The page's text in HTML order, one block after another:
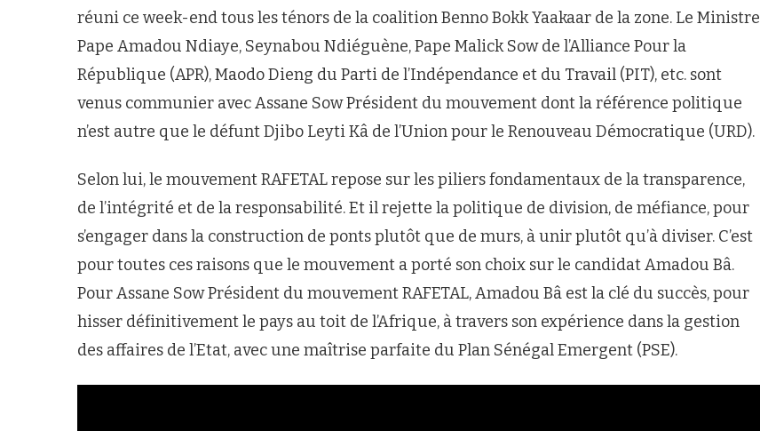
réuni ce week-end tous les ténors de la coalition Benno Bokk Yaakaar de la zone. Le Ministre
Pape Amadou Ndiaye, Seynabou Ndiéguène, Pape Malick Sow de l’Alliance Pour la
République (APR), Maodo Dieng du Parti de l’Indépendance et du Travail (PIT), etc. sont
venus communier avec Assane Sow Président du mouvement dont la référence politique
n’est autre que le défunt Djibo Leyti Kâ de l’Union pour le Renouveau Démocratique (URD).
Selon lui, le mouvement RAFETAL repose sur les piliers fondamentaux de la transparence,
de l’intégrité et de la responsabilité. Et il rejette la politique de division, de méfiance, pour
s’engager dans la construction de ponts plutôt que de murs, à unir plutôt qu’à diviser. C’est
pour toutes ces raisons que le mouvement a porté son choix sur le candidat Amadou Bâ.
Pour Assane Sow Président du mouvement RAFETAL, Amadou Bâ est la clé du succès, pour
hisser définitivement le pays au toit de l’Afrique, à travers son expérience dans la gestion
des affaires de l’Etat, avec une maîtrise parfaite du Plan Sénégal Emergent (PSE).